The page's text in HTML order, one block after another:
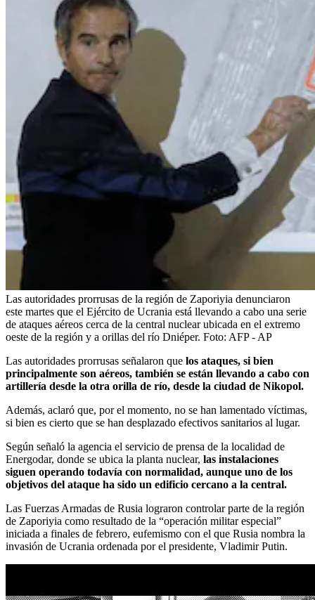
Las autoridades prorrusas de la región de Zaporiyia denunciaron
este martes que el Ejército de Ucrania está llevando a cabo una serie
de ataques aéreos cerca de la central nuclear ubicada en el extremo
oeste de la región y a orillas del río Dniéper. Foto: AFP - AP
Las autoridades prorrusas señalaron que los ataques, si bien
principalmente son aéreos, también se están llevando a cabo con
artillería desde la otra orilla de río, desde la ciudad de Nikopol.
Además, aclaró que, por el momento, no se han lamentado víctimas,
si bien es cierto que se han desplazado efectivos sanitarios al lugar.
Según señaló la agencia el servicio de prensa de la localidad de
Energodar, donde se ubica la planta nuclear, las instalaciones
siguen operando todavía con normalidad, aunque uno de los
objetivos del ataque ha sido un edificio cercano a la central.
Las Fuerzas Armadas de Rusia lograron controlar parte de la región
de Zaporiyia como resultado de la “operación militar especial”
iniciada a finales de febrero, eufemismo con el que Rusia nombra la
invasión de Ucrania ordenada por el presidente, Vladimir Putin.